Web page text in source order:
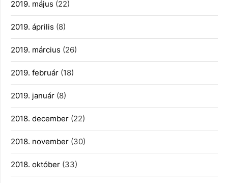
2019. május (22)
2019. április (8)
2019. március (26)
2019. február (18)
2019. január (8)
2018. december (22)
2018. november (30)
2018. október (33)